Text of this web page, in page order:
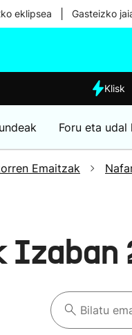
eklipsea Gasteizko
Eguraldia
Klisk
Foru eta udal
Emaitzak
Izaban